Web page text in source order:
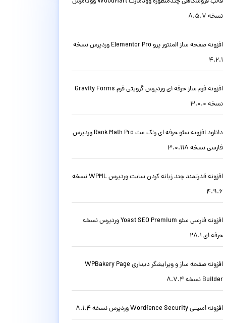
نسخه 8.5.7
افزونه صفحه ساز المنتور پرو Elementor Pro وردپرس نسخه
4.2.1
افزونه فرم ساز حرفه ای وردپرس گرویتی فرم Gravity Forms
نسخه 3.0.0
دانلود افزونه سئو حرفه ای رنک مث Rank Math Pro وردپرس
فارسی نسخه 3.0.118
افزونه قدرتمند چند زبانه کردن سایت وردپرس WPML نسخه
4.9.6
افزونه فارسی سئو Yoast SEO Premium وردپرس نسخه
حرفه ای 28.1
افزونه صفحه ساز و ویرایشگر دیداری WPBakery Page
Builder نسخه 8.7.4
افزونه امنیتی Wordfence Security وردپرس نسخه 8.1.4